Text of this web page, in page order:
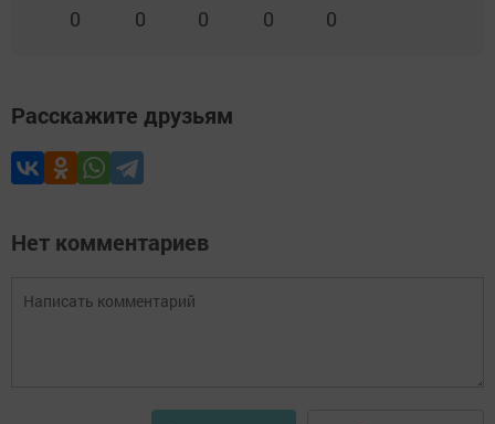
0 0 0 0 0
Расскажите друзьям
Нет комментариев